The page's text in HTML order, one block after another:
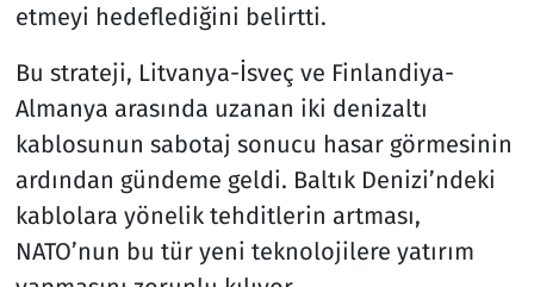
etmeyi hedeflediğini belirtti.
Bu strateji, Litvanya-İsveç ve Finlandiya-
Almanya arasında uzanan iki denizaltı
kablosunun sabotaj sonucu hasar görmesinin
ardından gündeme geldi. Baltık Denizi’ndeki
kablolara yönelik tehditlerin artması,
NATO’nun bu tür yeni teknolojilere yatırım